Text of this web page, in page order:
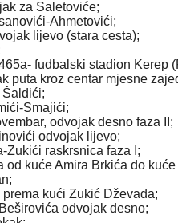
za Saletoviće;
Ahmetovići;
lijevo (stara cesta);
fudbalski stadion Kerep
puta kroz centar mjesne
Šaldići;
Smajići;
odvojak desno faza II;
odvojak lijevo;
Zukići raskrsnica faza I;
od kuće Amira Brkića do
kući Zukić Dževada;
odvojak desno;